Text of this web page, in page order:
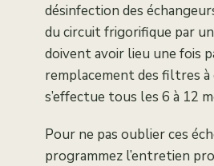
désinfection des
du circuit frigorifique par
doivent avoir lieu une fois
remplacement des filtres
s’effectue tous les 6 à 12
Pour ne pas oublier ces
programmez l’entretien